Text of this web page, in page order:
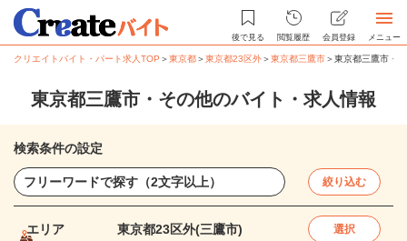
後で見る 閲覧履歴 会員登録 メニュー
クリエイトバイト・パート求人TOP ＞東京都＞東京都23区外＞東京都三鷹市＞東京都三鷹市・
東京都三鷹市・その他のバイト・求人情報
検索条件の設定
絞り込む
エリア 東京都23区外(三鷹市) 選択